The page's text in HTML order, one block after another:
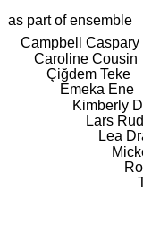
as part of ensemble
Campbell Caspary
Caroline Cousin
Çiğdem Teke
Emeka Ene
Kimberly
Lars
Lea